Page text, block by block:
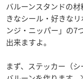
バルーンスタンドの
きなシール・好きな
ンジ・ニッパー」の7
出来ますよ。
まず、ステッカー（